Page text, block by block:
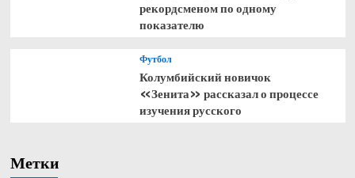
рекордсменом по одному
показателю
Футбол
Колумбийский новичок
«Зенита» рассказал о процессе
изучения русского
Метки